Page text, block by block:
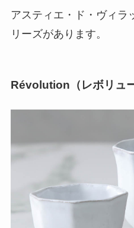
アスティエ・ド・ヴィラ
リーズがあります。
Révolution（レボリュ